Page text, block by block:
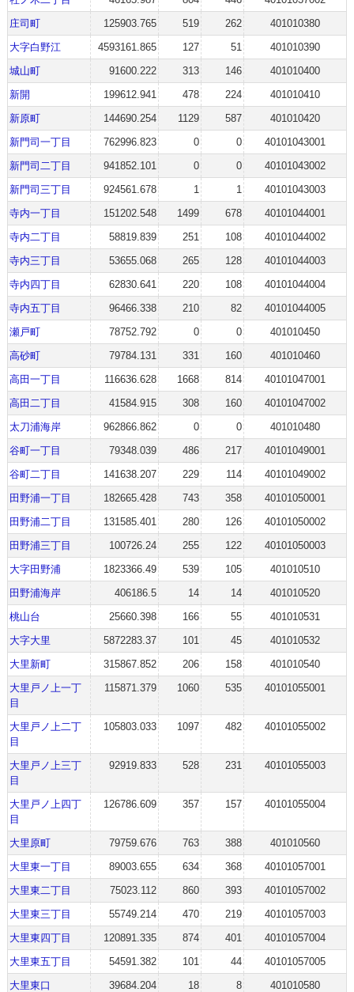
庄司町
125903.765 519 262
401010380
大字白野江
4593161.865 127 51
401010390
城山町
91600.222 313 146
401010400
新開
199612.941 478 224
401010410
新原町
144690.254 1129 587
401010420
新門司一丁目
762996.823 0 0
40101043001
新門司二丁目
941852.101 0 0
40101043002
新門司三丁目
924561.678 1 1
40101043003
寺内一丁目
151202.548 1499 678
40101044001
寺内二丁目
58819.839 251 108
40101044002
寺内三丁目
53655.068 265 128
40101044003
寺内四丁目
62830.641 220 108
40101044004
寺内五丁目
96466.338 210 82
40101044005
瀬戸町
78752.792 0 0
401010450
高砂町
79784.131 331 160
401010460
高田一丁目
116636.628 1668 814
40101047001
高田二丁目
41584.915 308 160
40101047002
太刀浦海岸
962866.862 0 0
401010480
谷町一丁目
79348.039 486 217
40101049001
谷町二丁目
141638.207 229 114
40101049002
田野浦一丁目
182665.428 743 358
40101050001
田野浦二丁目
131585.401 280 126
40101050002
田野浦三丁目
100726.24 255 122
40101050003
大字田野浦
1823366.49 539 105
401010510
田野浦海岸
406186.5 14 14
401010520
桃山台
25660.398 166 55
401010531
大字大里
5872283.37 101 45
401010532
大里新町
315867.852 206 158
401010540
大里戸ノ上一丁
目
115871.379 1060 535 40101055001
大里戸ノ上二丁
目
105803.033 1097 482 40101055002
大里戸ノ上三丁
目
92919.833 528 231 40101055003
大里戸ノ上四丁
目
126786.609 357 157 40101055004
大里原町 79759.676 763 388
401010560
大里東一丁目
89003.655 634 368
40101057001
大里東二丁目
75023.112 860 393
40101057002
大里東三丁目
55749.214 470 219
40101057003
大里東四丁目
120891.335 874 401
40101057004
大里東五丁目
54591.382 101 44
40101057005
大里東口
39684.204 18 8
401010580